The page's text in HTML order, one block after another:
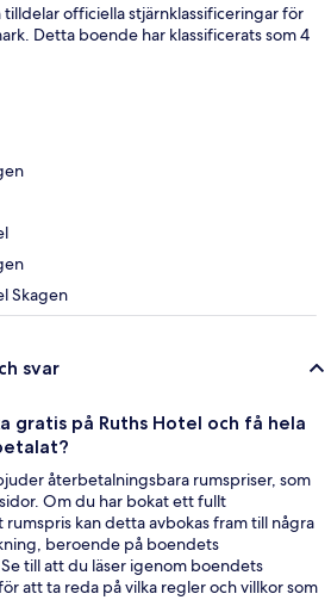
tilldelar officiella stjärnklassificeringar för
Detta boende har klassificerats som 4
Skagen
svar
gratis på Ruths Hotel och få hela
återbetalningsbara rumspriser, som
Om du har bokat ett fullt
kan detta avbokas fram till några
beroende på boendets
till att du läser igenom boendets
att ta reda på vilka regler och villkor som